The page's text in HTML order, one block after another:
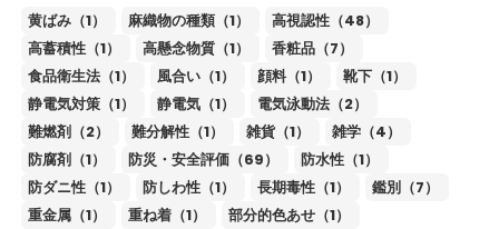
黄ばみ（1） 麻織物の種類（1）
高視認性（48）
高蓄積性（1）
高懸念物質（1）
香粧品（7）
食品衛生法（1）
風合い（1） 顔料（1）
靴下（1）
静電気対策（1）
静電気（1）
電気泳動法（2）
難燃剤（2）
難分解性（1） 雑貨（1）
雑学（4）
防腐剤（1）
防災・安全評価（69）
防水性（1）
防ダニ性（1）
防しわ性（1） 長期毒性（1）
鑑別（7）
重金属（1）
重ね着（1）
部分的色あせ（1）